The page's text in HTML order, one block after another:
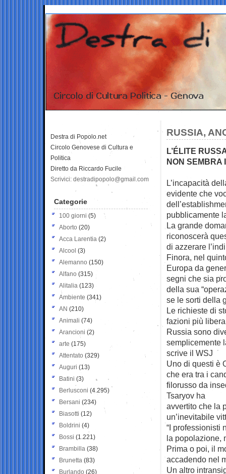
RUSSIA,
L’ÉLITE
NON SEMBRA
L’incapacità
evidente che
pubblicamente
La grande
riconoscerà
di azzerare
Finora, nel
Europa da
segni che sia
della sua
se le sorti della
Le richieste di
fazioni più
Russia sono
semplicemente
scrive il WSJ
Uno di questi è
che era tra i
filorusso da
Tsaryov ha
avvertito che la
un’inevitabile
“I professionisti
la popolazione,
Prima o poi, il
accadendo nel
Un altro
Destra di Popolo.net
Circolo Genovese di Cultura e
Politica
Diretto da Riccardo Fucile
Scrivici: destradipopolo@gmail.com
Categorie
100 giorni (5)
Aborto (20)
Acca Larentia (2)
Alcool (3)
Alemanno (150)
Alfano (315)
Alitalia (123)
Ambiente (341)
AN (210)
Animali (74)
Arancioni (2)
arte (175)
Attentato (329)
Auguri (13)
Batini (3)
Berlusconi (4.295)
Bersani (234)
Biasotti (12)
Boldrini (4)
Bossi (1.221)
Brambilla (38)
Brunetta (83)
Burlando (26)